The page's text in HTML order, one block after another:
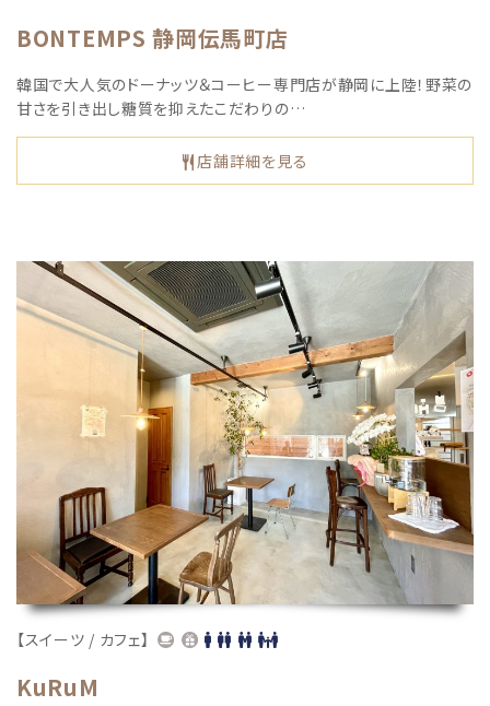
BONTEMPS 静岡伝馬町店
韓国で大人気のドーナッツ＆コーヒー専門店が静岡に上陸！野菜の
甘さを引き出し糖質を抑えたこだわりの…
店舗詳細を見る
【スイーツ / カフェ】
KuRuM